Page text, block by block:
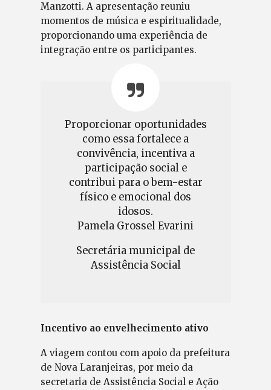
Manzotti. A apresentação reuniu
momentos de música e espiritualidade,
proporcionando uma experiência de
integração entre os participantes.
Proporcionar oportunidades
como essa fortalece a
convivência, incentiva a
participação social e
contribui para o bem-estar
físico e emocional dos
idosos.
Pamela Grossel Evarini
Secretária municipal de
Assistência Social
Incentivo ao envelhecimento ativo
A viagem contou com apoio da prefeitura
de Nova Laranjeiras, por meio da
secretaria de Assistência Social e Ação